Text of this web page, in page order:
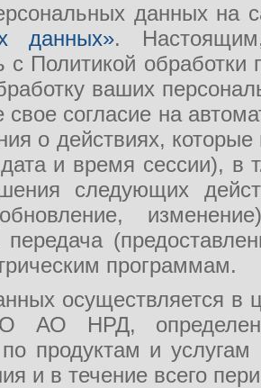
данных на
данных».
с Политикой
ваших
свое согласие на
о действиях,
дата и время сессии), в
следующих
передача
программам.
осуществляется в
АО НРД, определения
продуктам и
и в течение всего